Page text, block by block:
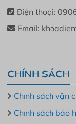
Điện thoại:
Email:
CHÍNH SÁCH
Chính sách vận
Chính sách bảo